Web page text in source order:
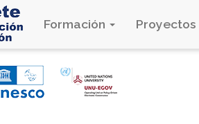
Formación Proyectos